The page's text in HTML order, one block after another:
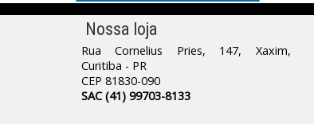
Nossa loja
Rua Cornelius Pries, 147, Xaxim,
Curitiba - PR
CEP 81830-090
SAC (41) 99703-8133